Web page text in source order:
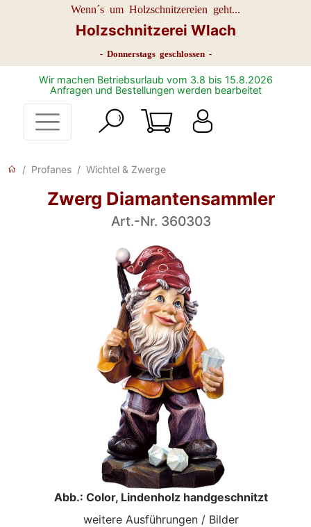
Wenn´s um Holzschnitzereien geht...
Holzschnitzerei Wlach
- Donnerstags geschlossen -
Wir machen Betriebsurlaub vom 3.8 bis 15.8.2026
Anfragen und Bestellungen werden bearbeitet
Profanes Wichtel & Zwerge
Zwerg Diamantensammler
Art.-Nr. 360303
Abb.: Color, Lindenholz handgeschnitzt
weitere Ausführungen / Bilder